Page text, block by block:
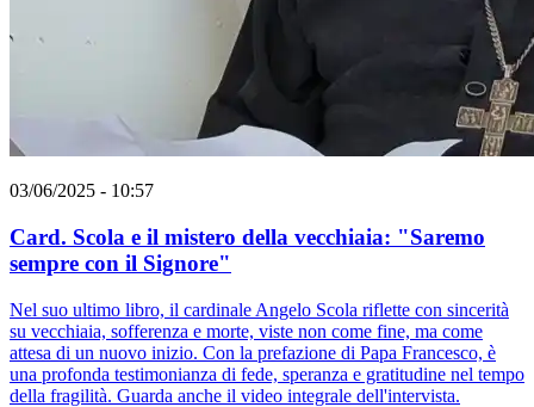
03/06/2025 - 10:57
Card. Scola e il mistero della vecchiaia: "Saremo
sempre con il Signore"
Nel suo ultimo libro, il cardinale Angelo Scola riflette con sincerità
su vecchiaia, sofferenza e morte, viste non come fine, ma come
attesa di un nuovo inizio. Con la prefazione di Papa Francesco, è
una profonda testimonianza di fede, speranza e gratitudine nel tempo
della fragilità. Guarda anche il video integrale dell'intervista.